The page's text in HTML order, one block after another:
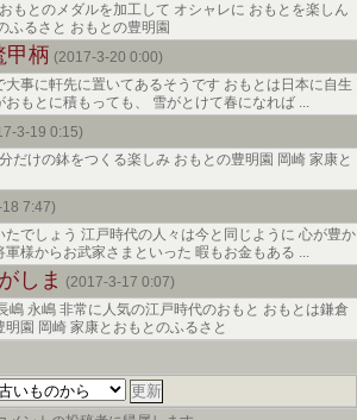
もとのメダルを加工して オシャレに おもとを楽しん
ふるさと おもとの豊明園
甲柄 (2017-3-20 0:00)
事に軒先に置いてあるそうです おもとは日本に自生
もとに積もっても、 雪がとけて春になれば ...
3-19 0:15)
だけの鉢をつくる楽しみ おもとの豊明園 岡崎 家康と
7:47)
でしょう 江戸時代の人々は今と同じように 心が豊か
様からお武家さまといった 暇もお金もある ...
しま (2017-3-17 0:07)
永嶋 非常に人気の江戸時代のおもと おもとは鎌倉
園 岡崎 家康とおもとのふるさと